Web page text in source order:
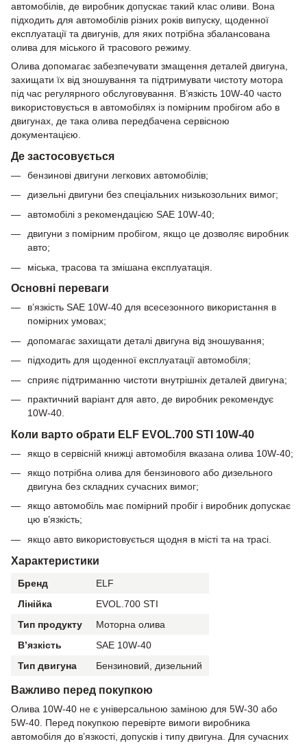
автомобілів, де виробник допускає такий клас оливи. Вона
підходить для автомобілів різних років випуску, щоденної
експлуатації та двигунів, для яких потрібна збалансована
олива для міського й трасового режиму.
Олива допомагає забезпечувати змащення деталей двигуна,
захищати їх від зношування та підтримувати чистоту мотора
під час регулярного обслуговування. В’язкість 10W-40 часто
використовується в автомобілях із помірним пробігом або в
двигунах, де така олива передбачена сервісною
документацією.
Де застосовується
бензинові двигуни легкових автомобілів;
дизельні двигуни без спеціальних низькозольних вимог;
автомобілі з рекомендацією SAE 10W-40;
двигуни з помірним пробігом, якщо це дозволяє виробник
авто;
міська, трасова та змішана експлуатація.
Основні переваги
в’язкість SAE 10W-40 для всесезонного використання в
помірних умовах;
допомагає захищати деталі двигуна від зношування;
підходить для щоденної експлуатації автомобіля;
сприяє підтриманню чистоти внутрішніх деталей двигуна;
практичний варіант для авто, де виробник рекомендує
10W-40.
Коли варто обрати ELF EVOL.700 STI 10W-40
якщо в сервісній книжці автомобіля вказана олива 10W-40;
якщо потрібна олива для бензинового або дизельного
двигуна без складних сучасних вимог;
якщо автомобіль має помірний пробіг і виробник допускає
цю в’язкість;
якщо авто використовується щодня в місті та на трасі.
Характеристики
Бренд
ELF
Лінійка
EVOL.700 STI
Тип продукту
Моторна олива
В’язкість
SAE 10W-40
Тип двигуна
Бензиновий, дизельний
Важливо перед покупкою
Олива 10W-40 не є універсальною заміною для 5W-30 або
5W-40. Перед покупкою перевірте вимоги виробника
автомобіля до в’язкості, допусків і типу двигуна. Для сучасних